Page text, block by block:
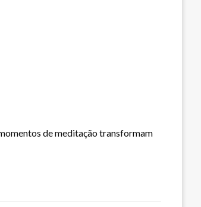
de meditação transformam